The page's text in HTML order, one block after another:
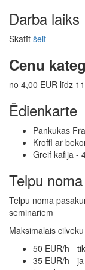
Darba laiks
Skatīt šeit
Cenu
no 4,00 EUR līdz
Ēdienkarte
Pankūkas
Kroffl ar
Greif kafija -
Telpu noma
Telpu noma
semināriem
Maksimālais
50 EUR/h -
35 EUR/h -